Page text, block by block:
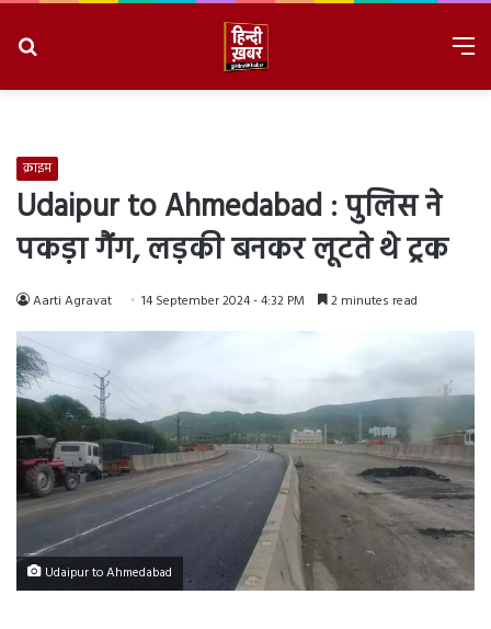
क्राइम
Udaipur to Ahmedabad : पुलिस ने
पकड़ा गैंग, लड़की बनकर लूटते थे ट्रक
Aarti Agravat 14 September 2024 - 4:32 PM 2 minutes read
Udaipur to Ahmedabad